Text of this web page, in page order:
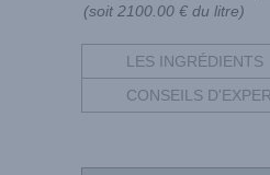
(soit 2100.00 € du litre)
LES INGRÉDIENTS
CONSEILS